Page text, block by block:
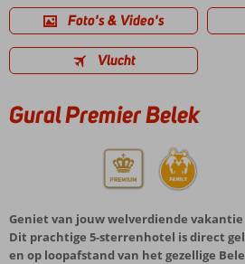
Foto's & Video's
Vlucht
Gural Premier Belek
Geniet van jouw welverdiende
Dit prachtige 5-sterrenhotel is direct
en op loopafstand van het gezellige